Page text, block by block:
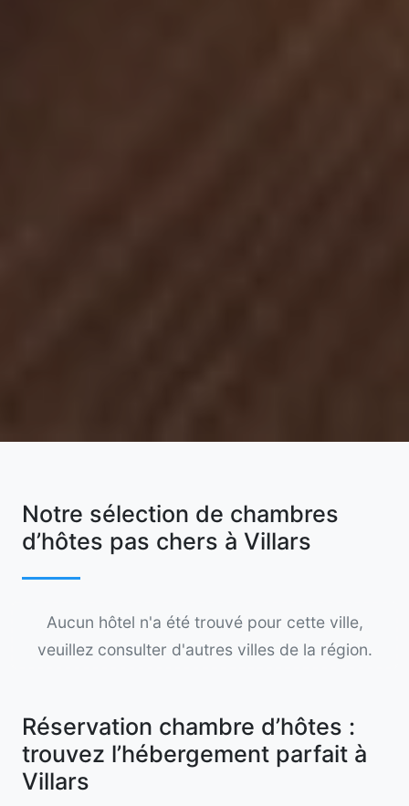
Notre sélection de chambres
d’hôtes pas chers à Villars
Aucun hôtel n'a été trouvé pour cette ville,
veuillez consulter d'autres villes de la région.
Réservation chambre d’hôtes :
trouvez l’hébergement parfait à
Villars